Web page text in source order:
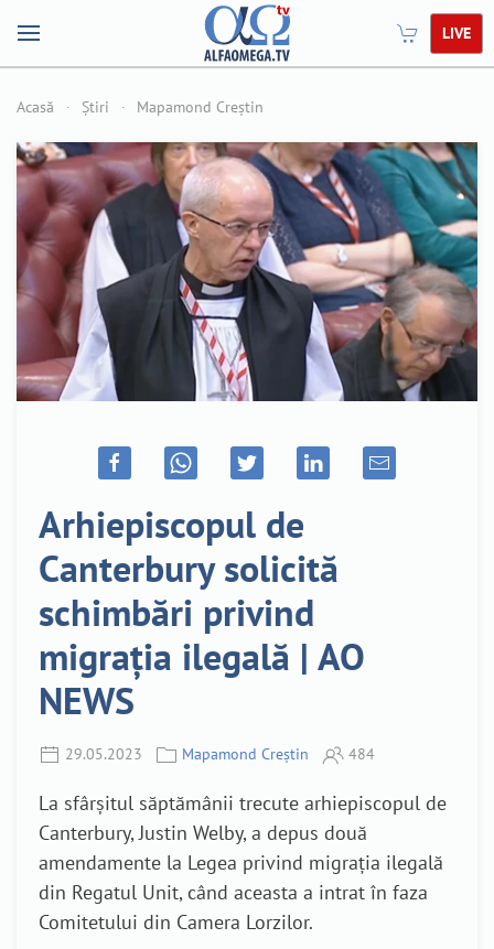
LIVE
Acasă Știri Mapamond Creștin
Arhiepiscopul de
Canterbury solicită
schimbări privind
migrația ilegală | AO
NEWS
29.05.2023 Mapamond Creștin 484
La sfârșitul săptămânii trecute arhiepiscopul de
Canterbury, Justin Welby, a depus două
amendamente la Legea privind migrația ilegală
din Regatul Unit, când aceasta a intrat în faza
Comitetului din Camera Lorzilor.